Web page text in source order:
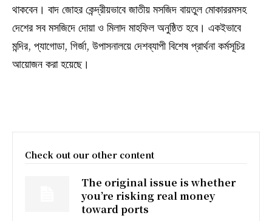
থাকবেন। বাদ জোহর কেন্দ্রীয়ভাবে জাতীয় মসজিদ বায়তুল মোকাররমসহ
দেশের সব মসজিদে দোয়া ও মিলাদ মাহফিল অনুষ্ঠিত হবে। একইভাবে
মন্দির, প্যাগোডা, গির্জা, উপাসনালয়ে দেশব্যাপী বিশেষ প্রার্থনা কর্মসূচির
আয়োজন করা হয়েছে।
Check out our other content
The original issue is whether
you’re risking real money
toward ports